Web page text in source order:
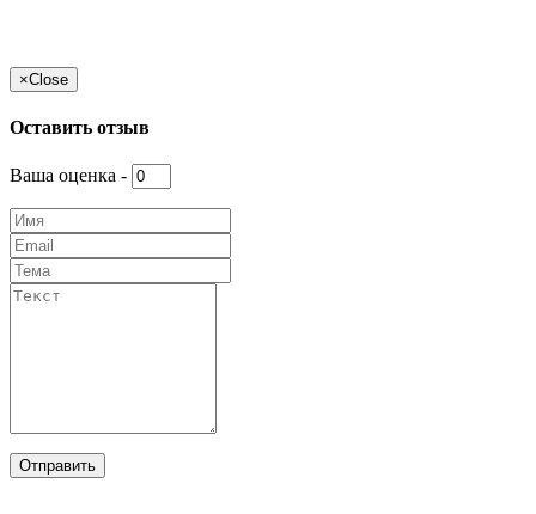
×Close
Оставить отзыв
Ваша оценка -
Отправить